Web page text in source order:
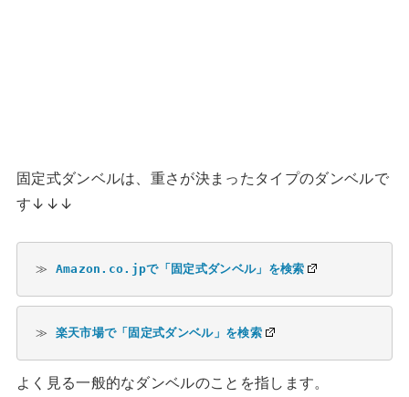
固定式ダンベルは、重さが決まったタイプのダンベルで
す↓↓↓
≫ Amazon.co.jpで「固定式ダンベル」を検索
≫ 楽天市場で「固定式ダンベル」を検索
よく見る一般的なダンベルのことを指します。